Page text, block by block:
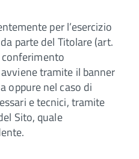
per l’esercizio
parte del Titolare (art.
conferimento
tramite il banner
oppure nel caso di
e tecnici, tramite
Sito, quale